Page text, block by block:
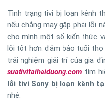
Tình trạng tivi bị loạn kênh
nếu chẳng may gặp phải lỗi
cho mình một số kiến thức
lỗi tốt hơn, đảm bảo tuổi thọ
trải nghiệm giải trí của gia
suativitaihaiduong.com tìm
lỗi tivi Sony bị loạn kênh
nhé.